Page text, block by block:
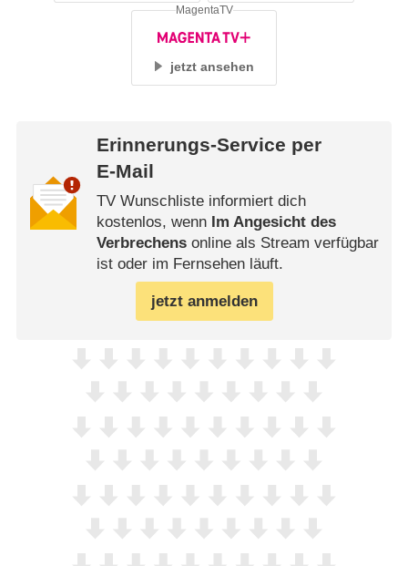
jetzt ansehen
MagentaTV
Erinnerungs-Service per
E-Mail
TV Wunschliste informiert dich
kostenlos, wenn Im Angesicht des
Verbrechensonline als Stream verfügbar
ist oder im Fernsehen läuft.
jetzt anmelden